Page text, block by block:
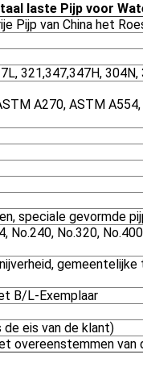
laste Pijp voor
Pijp van China het
321,347,347H,
A270, ASTM
speciale gevormde
No.240, No.320,
B/L-Exemplaar
eis van de klant)
overeenstemmen van